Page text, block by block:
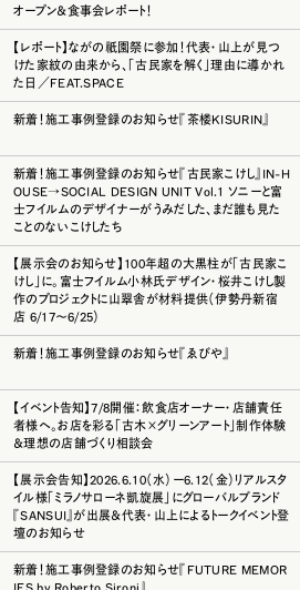
オープン＆食事会レポート！
【レポート】ながの祇園祭に参加！代表・山上が見つ
けた家紋の由来から、「古民家を解く」理由に導かれ
た日／FEAT.SPACE
新着！施工事例登録のお知らせ『茶楼KISURIN』
新着！施工事例登録のお知らせ『古民家こけし』IN-H
OUSE→SOCIAL DESIGN UNIT Vol.1 ソニーと富
士フイルムのデザイナーがうみだした、まだ誰も見た
ことのないこけしたち
【展示会のお知らせ】100年超の大黒柱が「古民家こ
けし」に。富士フイルム小林氏デザイン・桜井こけし製
作のプロジェクトに山翠舎が材料提供（伊勢丹新宿
店 6/17〜6/25）
新着！施工事例登録のお知らせ『ゑびや』
【イベント告知】7/8開催：飲食店オーナー・店舗責任
者様へ。お店を彩る「古木×グリーンアート」制作体験
＆理想の店舗づくり相談会
【展示会告知】2026.6.10（水）ー6.12（金）リアルスタ
イル様「ミラノサローネ凱旋展」にグローバルブランド
『SANSUI』が出展＆代表・山上によるトークイベント登
壇のお知らせ
新着！施工事例登録のお知らせ『FUTURE MEMOR
IES by Roberto Sironi』